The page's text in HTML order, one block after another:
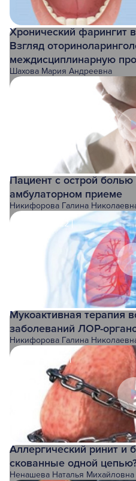
Хронический фарингит
Взгляд
междисциплинарную
Шахова Мария Андреевна
Пациент с острой болью
амбулаторном приеме
Никифорова Галина
22.12.2022
Мукоактивная терапия
заболеваний ЛОР-
Никифорова Галина
Аллергический ринит и
скованные одной
Ненашева Наталья Михайловна